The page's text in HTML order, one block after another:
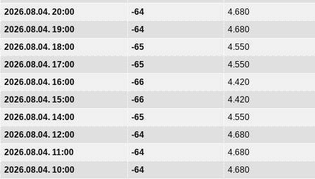
2026.08.04. 20:00
-64
4.680
2026.08.04. 19:00
-64
4.680
2026.08.04. 18:00
-65
4.550
2026.08.04. 17:00
-65
4.550
2026.08.04. 16:00
-66
4.420
2026.08.04. 15:00
-66
4.420
2026.08.04. 14:00
-65
4.550
2026.08.04. 12:00
-64
4.680
2026.08.04. 11:00
-64
4.680
2026.08.04. 10:00
-64
4.680